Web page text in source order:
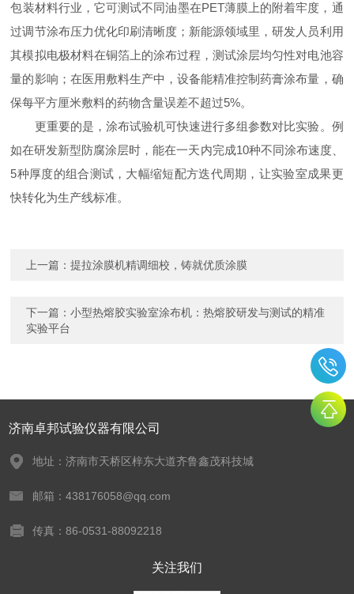
包装材料行业，它可测试不同油墨在PET薄膜上的附着牢度，通
过调节涂布压力优化印刷清晰度；新能源领域里，研发人员利用
其模拟电极材料在铜箔上的涂布过程，测试涂层均匀性对电池容
量的影响；在医用敷料生产中，设备能精准控制药膏涂布量，确
保每平方厘米敷料的药物含量误差不超过5%。​
更重要的是，涂布试验机可快速进行多组参数对比实验。例
如在研发新型防腐涂层时，能在一天内完成10种不同涂布速度、
5种厚度的组合测试，大幅缩短配方迭代周期，让实验室成果更
快转化为生产线标准。​
上一篇：提拉涂膜机精调细校，铸就优质涂膜
下一篇：小型热熔胶实验室涂布机：热熔胶研发与测试的精准
实验平台
济南卓邦试验仪器有限公司
地址：济南市天桥区梓东大道齐鲁鑫茂科技城
邮箱：438176058@qq.com
传真：86-0531-88092218
关注我们